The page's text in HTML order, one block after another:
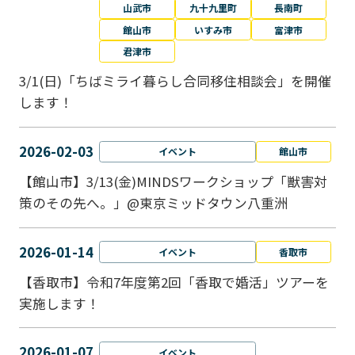
山武市
九十九里町
長南町
館山市
いすみ市
富津市
君津市
3/1(日)「ちばミライ暮らし合同移住相談会」を開催
します！
2026-02-03 イベント 館山市
【館山市】3/13(金)MINDSワークショップ「獣害対
策のその先へ。」@東京ミッドタウン八重洲
2026-01-14 イベント 香取市
【香取市】令和7年度第2回「香取で婚活」ツアーを
実施します！
イベント